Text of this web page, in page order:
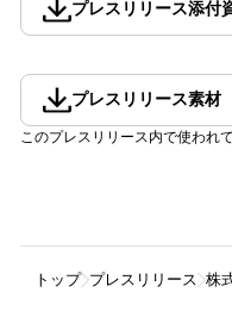
プレスリリース添付
プレスリリース素材
このプレスリリース内で使われ
トップ プレスリリース 株